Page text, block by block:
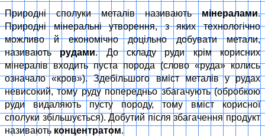
Природні сполуки металів називаютьмінералами.
Природні мінеральні утворення, з яких технологічно
можливо й економічно доцільно добувати метали,
називаютьрудами. До складу руди крім корисних
мінералів входить пуста порода (слово «руда» колись
означало «кров»). Здебільшого вміст металів у рудах
невисокий, тому руду попередньо збагачують (обробкою
руди видаляють пусту породу, тому вміст корисної
сполуки збільшується). Добутий після збагачення продукт
називають концентратом.